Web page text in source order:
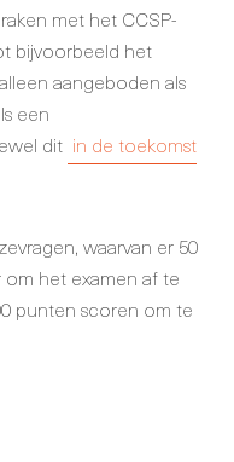
met het CCSP-
bijvoorbeeld het
aangeboden als
een
dit in de toekomst
waarvan er 50
het examen af te
punten scoren om te